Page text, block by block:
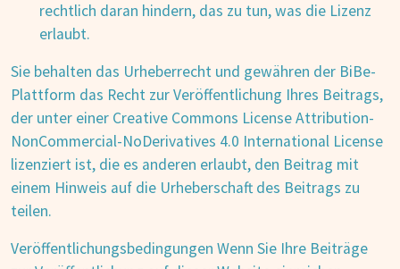
rechtlich daran hindern, das zu tun, was die Lizenz
erlaubt.
Sie behalten das Urheberrecht und gewähren der BiBe-
Plattform das Recht zur Veröffentlichung Ihres Beitrags,
der unter einer Creative Commons License Attribution-
NonCommercial-NoDerivatives 4.0 International License
lizenziert ist, die es anderen erlaubt, den Beitrag mit
einem Hinweis auf die Urheberschaft des Beitrags zu
teilen.
Veröffentlichungsbedingungen Wenn Sie Ihre Beiträge